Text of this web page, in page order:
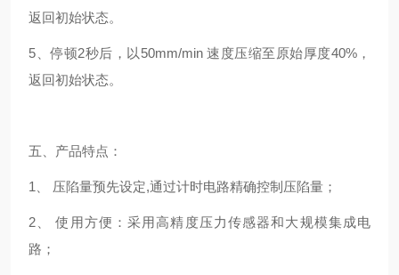
返回初始状态。
5、停顿2秒后，以50mm/min 速度压缩至原始厚度40%，
返回初始状态。
五、产品特点：
1、 压陷量预先设定,通过计时电路精确控制压陷量；
2、 使用方便：采用高精度压力传感器和大规模集成电
路；